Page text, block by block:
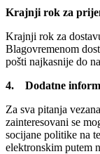
Krajnji rok za
Krajnji rok za
Blagovremenom
pošti najkasnije do
4. Dodatne
Za sva pitanja
zainteresovani se
socijane politike na
elektronskim putem